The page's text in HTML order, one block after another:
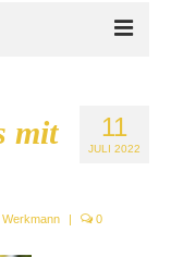
11
JULI 2022
mit
| 0